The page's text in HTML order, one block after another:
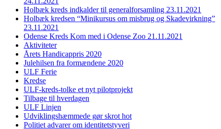
Holbæk kreds indkalder til generalforsamling 23.11.2021
Holbæk kredsen “Minikursus om misbrug og Skadevirkning”
23.11.2021
Odense Kreds Kom med i Odense Zoo 21.11.2021
Aktiviteter
Årets Handicappris 2020
Julehilsen fra formændene 2020
ULF Ferie
Kredse
ULF-kreds-tolke et nyt pilotprojekt
Tilbage til hverdagen
ULF Linjen
Udviklingshæmmede gør skrot hot
Politiet advarer om identitetstyveri